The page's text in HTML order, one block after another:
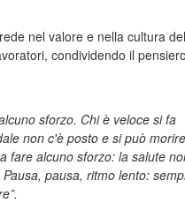
nel valore e nella cultura del
condividendo il
sforzo. Chi è veloce si fa
non c'è posto e si può morire
fare alcuno sforzo: la salute
pausa, ritmo lento: